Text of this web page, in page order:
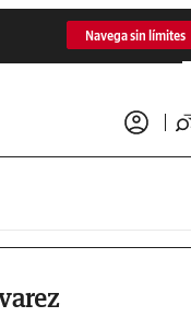
Navega sin límites